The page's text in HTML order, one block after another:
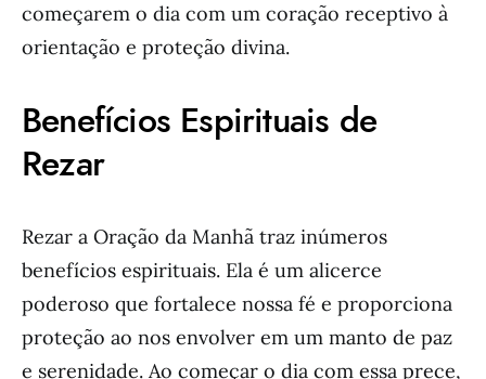
começarem o dia com um coração receptivo à
orientação e proteção divina.
Benefícios Espirituais de
Rezar
Rezar a Oração da Manhã traz inúmeros
benefícios espirituais. Ela é um alicerce
poderoso que fortalece nossa fé e proporciona
proteção ao nos envolver em um manto de paz
e serenidade. Ao começar o dia com essa prece,